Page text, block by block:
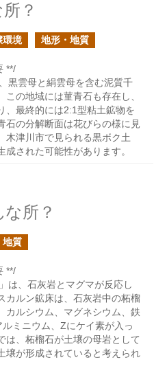
？
環境 地形・地質
**/
黒雲母と絹雲母を含む泥質千
の地域には菫青石も存在し、
、最終的には2:1型粘土鉱物を
石の分解断面は花びらの様に見
木津川市で見られる黒ボク土
された可能性があります。
所？
地質
**/
は、石灰岩とマグマが反応し
カルン鉱床は、石灰岩中の柘榴
カルシウム、マグネシウム、鉄
ミニウム、Zにケイ素が入っ
は、柘榴石が土壌の母岩として
壌が形成されていると考えられ